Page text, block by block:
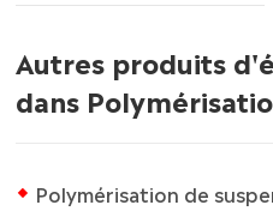
Autres produits
dans
Polymérisation de